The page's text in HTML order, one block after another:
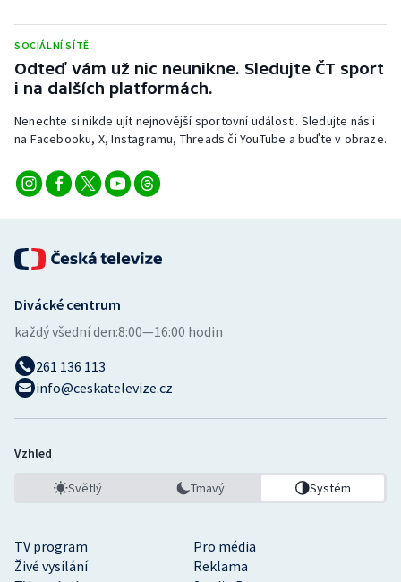
SOCIÁLNÍ SÍTĚ
Odteď vám už nic neunikne. Sledujte ČT sport
i na dalších platformách.
Nenechte si nikde ujít nejnovější sportovní události. Sledujte nás i
na Facebooku, X, Instagramu, Threads či YouTube a buďte v obraze.
TV program
Pro média
Živé vysílání
Reklama
Divácké centrum
každý všední den:8:00—16:00 hodin
261 136 113
info@ceskatelevize.cz
Vzhled
Světlý Tmavý Systém